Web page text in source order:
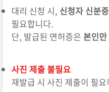
대리 신청 시, 신청자 신분증
필요합니다.
단, 발급된 면허증은 본인
사진 제출 불필요
재발급 시 사진 제출이 필